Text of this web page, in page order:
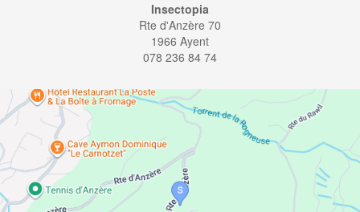
Insectopia
Rte d'Anzère 70
1966 Ayent
078 236 84 74